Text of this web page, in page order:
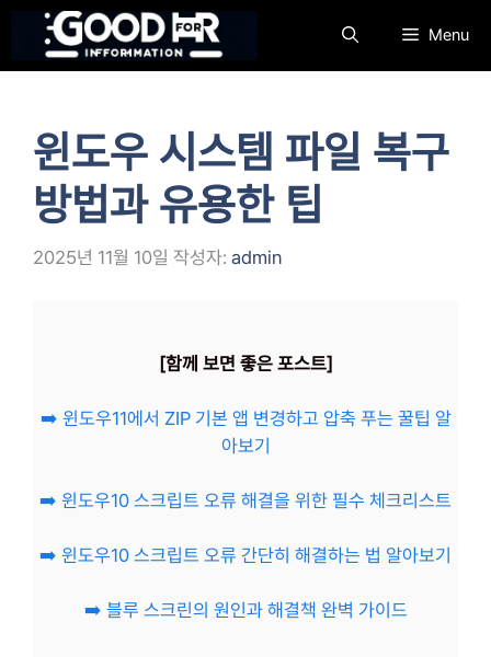
츠
Menu
윈도우 시스템 파일 복구
방법과 유용한 팁
2025년 11월 10일 작성자: admin
[함께 보면 좋은 포스트]
➡️ 윈도우11에서 ZIP 기본 앱 변경하고 압축 푸는 꿀팁 알
아보기
➡️ 윈도우10 스크립트 오류 해결을 위한 필수 체크리스트
➡️ 윈도우10 스크립트 오류 간단히 해결하는 법 알아보기
➡️ 블루 스크린의 원인과 해결책 완벽 가이드